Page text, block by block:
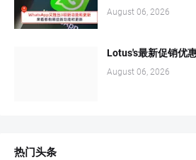
August 06, 2026
Lotus's最新促销优
August 06, 2026
热门头条